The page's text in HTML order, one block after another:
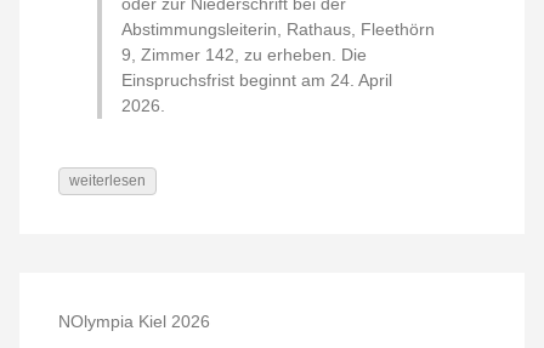
oder zur Niederschrift bei der
Abstimmungsleiterin, Rathaus, Fleethörn
9, Zimmer 142, zu erheben. Die
Einspruchsfrist beginnt am 24. April
2026.
weiterlesen
NOlympia Kiel 2026